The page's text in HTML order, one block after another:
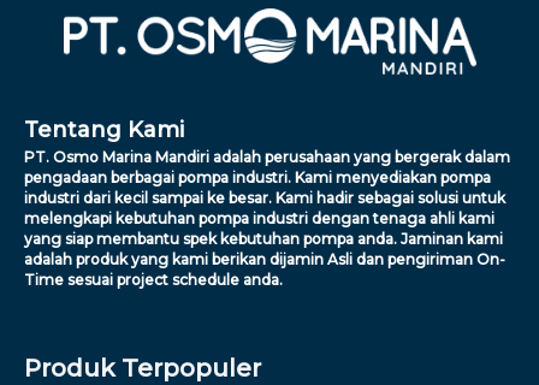
Tentang Kami
PT. Osmo Marina Mandiri adalah perusahaan yang bergerak dalam
pengadaan berbagai pompa industri. Kami menyediakan pompa
industri dari kecil sampai ke besar. Kami hadir sebagai solusi untuk
melengkapi kebutuhan pompa industri dengan tenaga ahli kami
yang siap membantu spek kebutuhan pompa anda. Jaminan kami
adalah produk yang kami berikan dijamin Asli dan pengiriman On-
Time sesuai project schedule anda.
Produk Terpopuler